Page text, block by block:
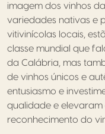
imagem dos vinhos
variedades nativas e
vitivinícolas locais,
classe mundial que
da Calábria, mas
de vinhos únicos e
entusiasmo e
qualidade e
reconhecimento do